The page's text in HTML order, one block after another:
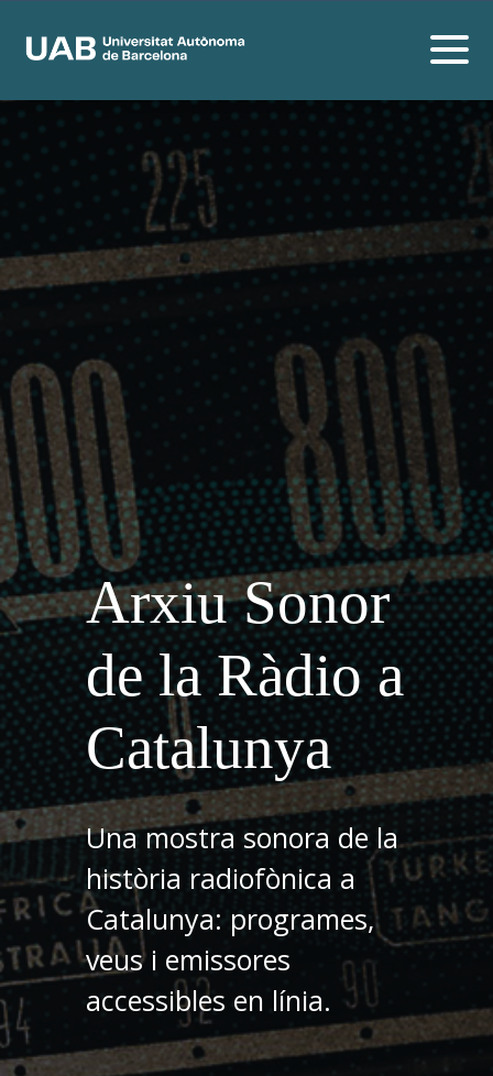
Arxiu Sonor
de la Ràdio a
Catalunya
Una mostra sonora de la
història radiofònica a
Catalunya: programes,
veus i emissores
accessibles en línia.